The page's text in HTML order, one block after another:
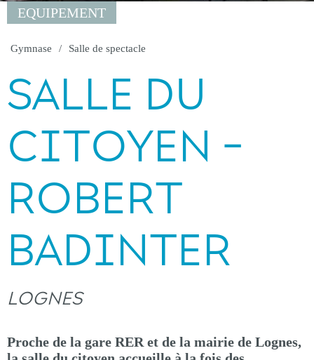
EQUIPEMENT
Gymnase Salle de spectacle
SALLE DU
CITOYEN -
ROBERT
BADINTER
LOGNES
Proche de la gare RER et de la mairie de Lognes,